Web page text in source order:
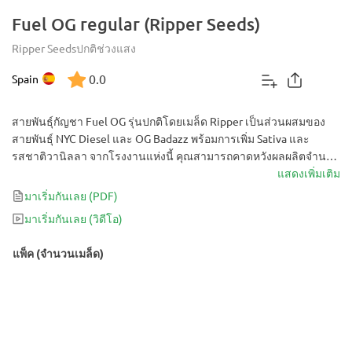
Fuel OG regular (Ripper Seeds)
Ripper Seedsปกติช่วงแสง
Spain 0.0
สายพันธุ์กัญชา Fuel OG รุ่นปกติโดยเมล็ด Ripper เป็นส่วนผสมของ
สายพันธุ์ NYC Diesel และ OG Badazz พร้อมการเพิ่ม Sativa และ
รสชาติวานิลลา จากโรงงานแห่งนี้ คุณสามารถคาดหวังผลผลิตจำนวน
มากของตาที่ปกคลุมด้วยไตรโคเม่ ระเบิดลูกเล็กๆ เหล่านี้จะช่วยเพิ่ม
ความคิดสร้างสรรค์และเติมพลังให้กับคุณ สมบูรณ์แบบ หากคุณ
ต้องการเร่งความเร็วระหว่างวัน
แสดงเพิ่มเติม
มาเริ่มกันเลย (PDF)
มาเริ่มกันเลย (วิดีโอ)
แพ็ค (จำนวนเมล็ด)